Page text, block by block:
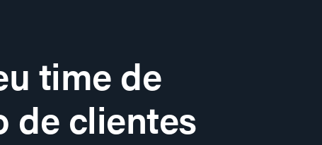
time de
de clientes